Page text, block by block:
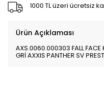
1000 TL üzeri ücretsiz
Ürün Açıklaması
AXS.0060.000303 FALL FACE
GRİ AXXIS PANTHER SV